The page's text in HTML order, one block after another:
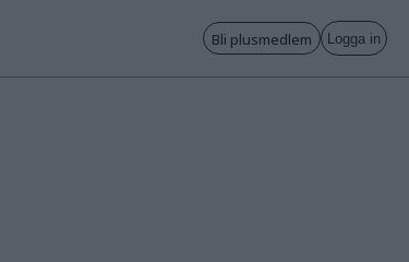
Bli plusmedlem Logga in